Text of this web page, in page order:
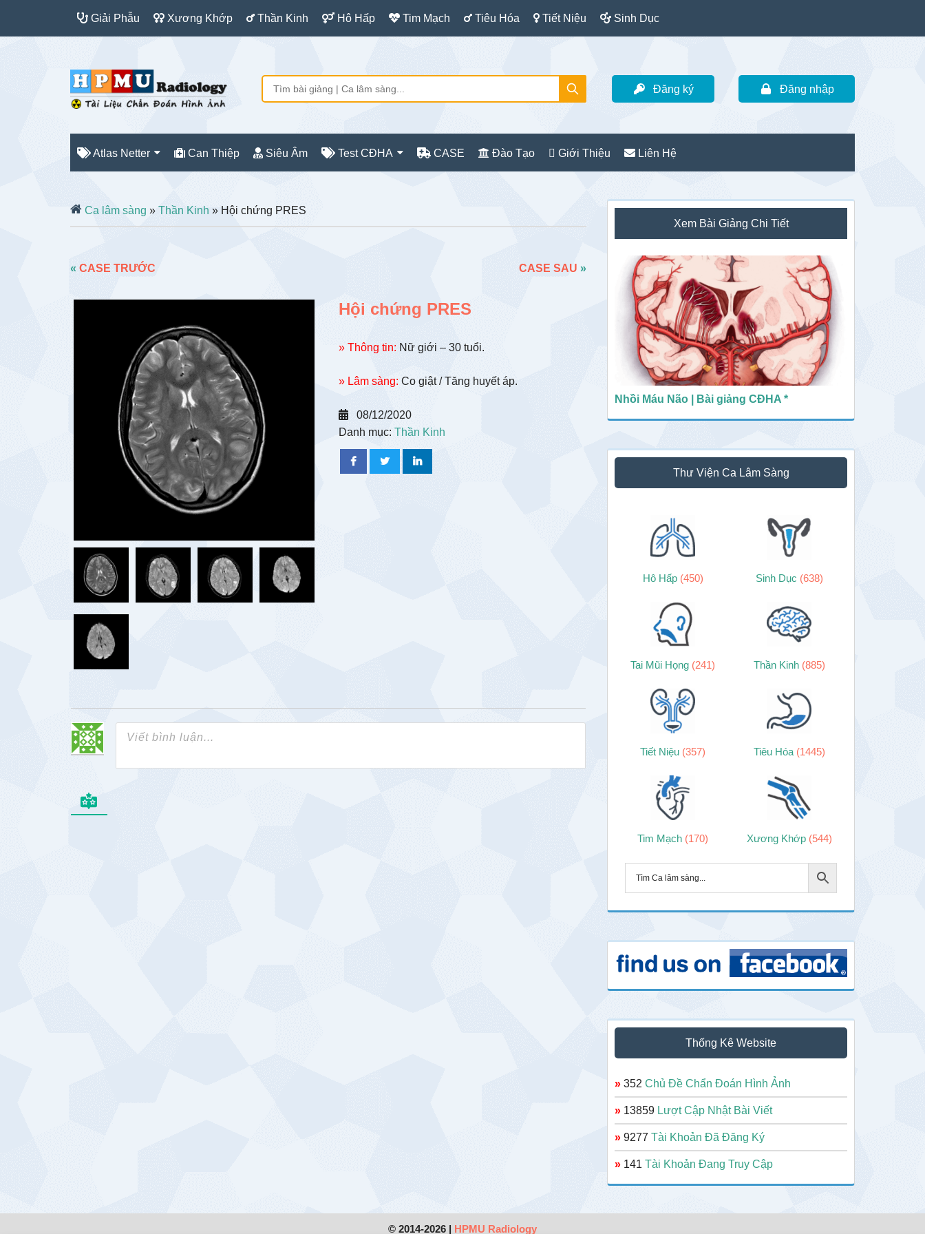
Giải Phẫu Xương Khớp Thần Kinh Hô Hấp Tim Mạch Tiêu Hóa Tiết Niệu Sinh Dục
Đăng ký Đăng nhập
Atlas Netter Can Thiệp Siêu Âm Test CĐHA CASE Đào Tạo Giới Thiệu Liên Hệ
Ca lâm sàng » Thần Kinh » Hội chứng PRES
« CASE TRƯỚC CASE SAU »
Hội chứng PRES
» Thông tin: Nữ giới – 30 tuổi.
» Lâm sàng: Co giật / Tăng huyết áp.
08/12/2020
Danh mục: Thần Kinh
Sidebar
chính
Xem Bài Giảng Chi Tiết
Nhồi Máu Não | Bài giảng CĐHA *
Thư Viện Ca Lâm Sàng
Hô Hấp (450) Sinh Dục (638)
Tai Mũi Họng (241) Thần Kinh (885)
Tiết Niệu (357) Tiêu Hóa (1445)
Tim Mạch (170) Xương Khớp (544)
Thống Kê Website
» 352 Chủ Đề Chẩn Đoán Hình Ảnh
» 13859 Lượt Cập Nhật Bài Viết
» 9277 Tài Khoản Đã Đăng Ký
» 141 Tài Khoản Đang Truy Cập
© 2014-2026 | HPMU Radiology